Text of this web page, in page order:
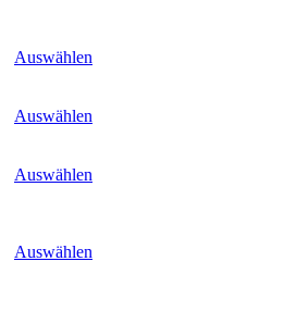
Auswählen
Auswählen
Auswählen
Auswählen